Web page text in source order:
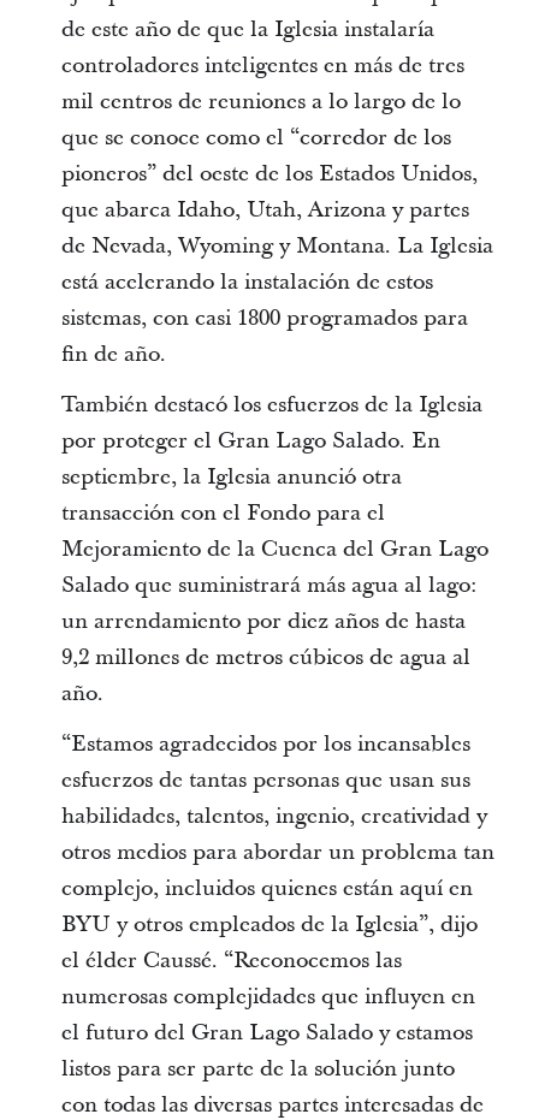
de este año de que la Iglesia instalaría
controladores inteligentes en más de tres
mil centros de reuniones a lo largo de lo
que se conoce como el “corredor de los
pioneros” del oeste de los Estados Unidos,
que abarca Idaho, Utah, Arizona y partes
de Nevada, Wyoming y Montana. La Iglesia
está acelerando la instalación de estos
sistemas, con casi 1800 programados para
fin de año.
También destacó los esfuerzos de la Iglesia
por proteger el Gran Lago Salado. En
septiembre, la Iglesia anunció otra
transacción con el Fondo para el
Mejoramiento de la Cuenca del Gran Lago
Salado que suministrará más agua al lago:
un arrendamiento por diez años de hasta
9,2 millones de metros cúbicos de agua al
año.
“Estamos agradecidos por los incansables
esfuerzos de tantas personas que usan sus
habilidades, talentos, ingenio, creatividad y
otros medios para abordar un problema tan
complejo, incluidos quienes están aquí en
BYU y otros empleados de la Iglesia”, dijo
el élder Caussé. “Reconocemos las
numerosas complejidades que influyen en
el futuro del Gran Lago Salado y estamos
listos para ser parte de la solución junto
con todas las diversas partes interesadas de